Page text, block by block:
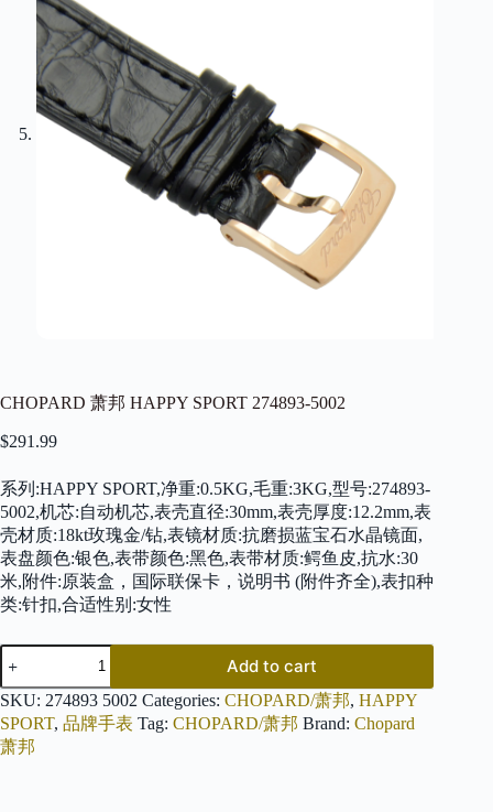
CHOPARD 萧邦 HAPPY SPORT 274893-5002
$291.99
系列:HAPPY SPORT,净重:0.5KG,毛重:3KG,型号:274893-
5002,机芯:自动机芯,表壳直径:30mm,表壳厚度:12.2mm,表
壳材质:18kt玫瑰金/钻,表镜材质:抗磨损蓝宝石水晶镜面,
表盘颜色:银色,表带颜色:黑色,表带材质:鳄鱼皮,抗水:30
米,附件:原装盒，国际联保卡，说明书 (附件齐全),表扣种
类:针扣,合适性别:女性
CHOPARD
萧
邦
HAPPY
SPORT
274893-
Add to cart
SKU: 274893 5002 Categories: CHOPARD/萧邦, HAPPY
SPORT, 品牌手表 Tag: CHOPARD/萧邦 Brand: Chopard
萧邦